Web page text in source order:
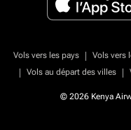
Vols vers les pays | Vols vers
|
Vols au départ des villes |
© 2026 Kenya